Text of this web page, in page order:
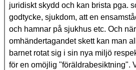
juridiskt skydd och kan brista pga.
godtycke, sjukdom, att en
och hamnar på sjukhus etc. Och när
omhändertagandet skett kan man
barnet rotat sig i sin nya miljö
för en omöjlig "föräldrabesiktning".